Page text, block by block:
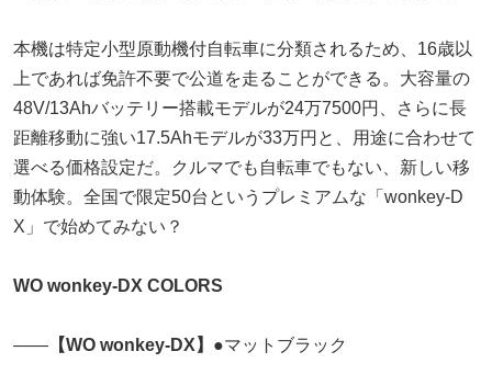
本機は特定小型原動機付自転車に分類されるため、16歳以
上であれば免許不要で公道を走ることができる。大容量の
48V/13Ahバッテリー搭載モデルが24万7500円、さらに長
距離移動に強い17.5Ahモデルが33万円と、用途に合わせて
選べる価格設定だ。クルマでも自転車でもない、新しい移
動体験。全国で限定50台というプレミアムな「wonkey-D
X」で始めてみない？
WO wonkey-DX COLORS
―― 【WO wonkey-DX】 ●マットブラック